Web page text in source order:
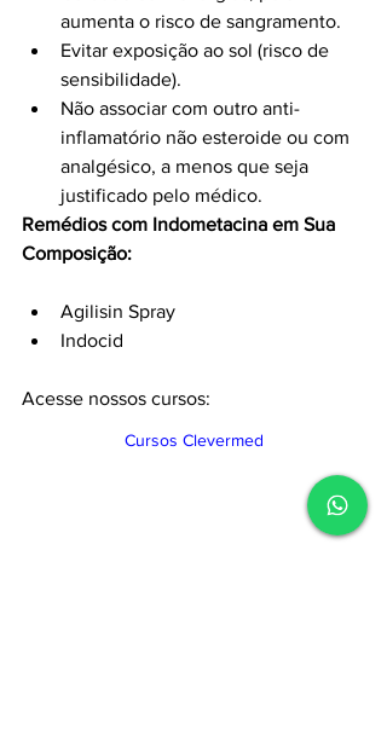
aumenta o risco de sangramento.
Evitar exposição ao sol (risco de
sensibilidade).
Não associar com outro anti-
inflamatório não esteroide ou com
analgésico, a menos que seja
justificado pelo médico.
Remédios com Indometacina em Sua
Composição:
Agilisin Spray
Indocid
Acesse nossos cursos:
Cursos Clevermed